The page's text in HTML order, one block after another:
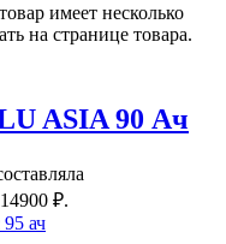
имеет несколько
на странице товара.
ASIA 90 Ач
₽.